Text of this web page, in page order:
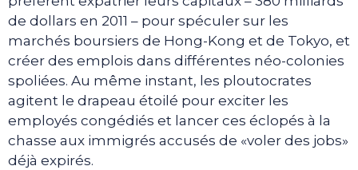
de dollars en 2011 – pour spéculer sur les
marchés boursiers de Hong-Kong et de Tokyo, et
créer des emplois dans différentes néo-colonies
spoliées. Au même instant, les ploutocrates
agitent le drapeau étoilé pour exciter les
employés congédiés et lancer ces éclopés à la
chasse aux immigrés accusés de «voler des jobs»
déjà expirés.